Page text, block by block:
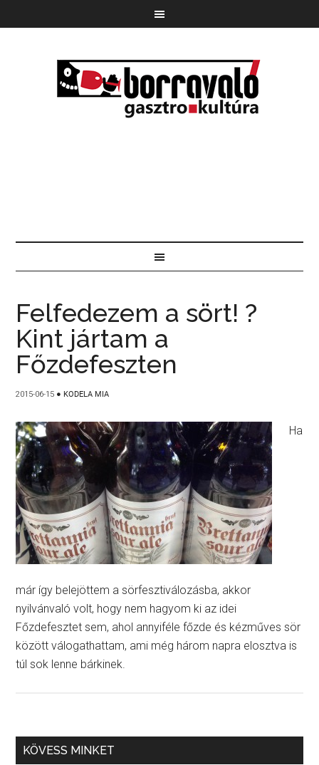
Felfedezem a sört! ?
Kint jártam a
Főzdefeszten
2015-06-15 ● KODELA MIA
Ha
már így belejöttem a sörfesztiválozásba, akkor
nyilvánvaló volt, hogy nem hagyom ki az idei
Főzdefesztet sem, ahol annyiféle főzde és kézműves sör
között válogathattam, ami még három napra elosztva is
túl sok lenne bárkinek.
KÖVESS MINKET